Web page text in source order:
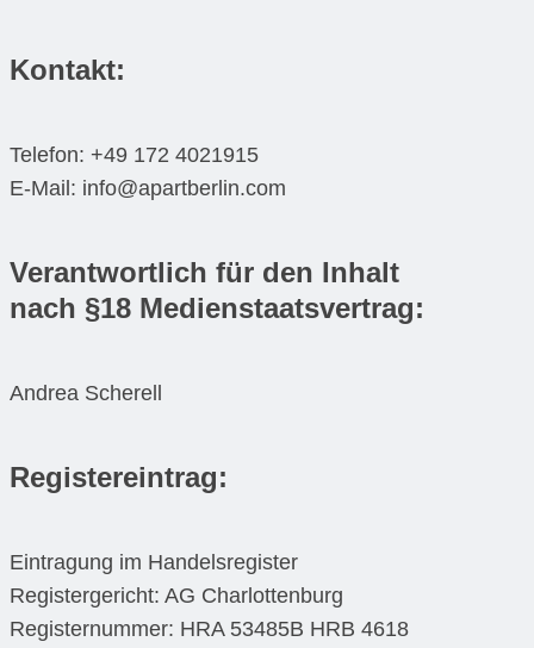
Kontakt:
Telefon: +49 172 4021915
E-Mail: info@apartberlin.com
Verantwortlich für den Inhalt
nach §18 Medienstaatsvertrag:
Andrea Scherell
Registereintrag:
Eintragung im Handelsregister
Registergericht: AG Charlottenburg
Registernummer: HRA 53485B HRB 4618